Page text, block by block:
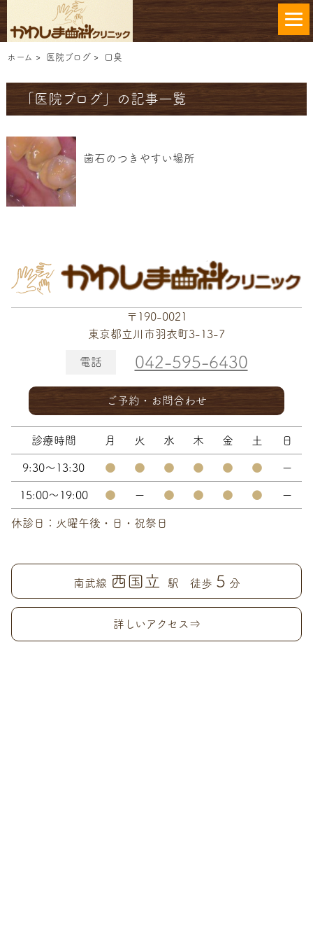
ホーム > 医院ブログ > 口臭
「医院ブログ」の記事一覧
歯石のつきやすい場所
〒190-0021
東京都立川市羽衣町3-13-7
電話 042-595-6430
ご予約・お問合わせ
診療時間 月 火 水 木 金 土 日
9:30～13:30 ● ● ● ● ● ● ー
15:00～19:00 ● ー ● ● ● ● ー
休診日：火曜午後・日・祝祭日
南武線 西国立 駅 徒歩 5 分
詳しいアクセス⇒